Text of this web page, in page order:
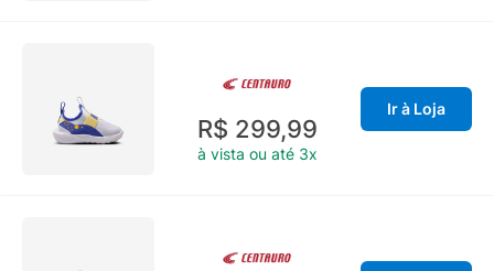
R$ 299,99
à vista ou até 3x
Ir à Loja